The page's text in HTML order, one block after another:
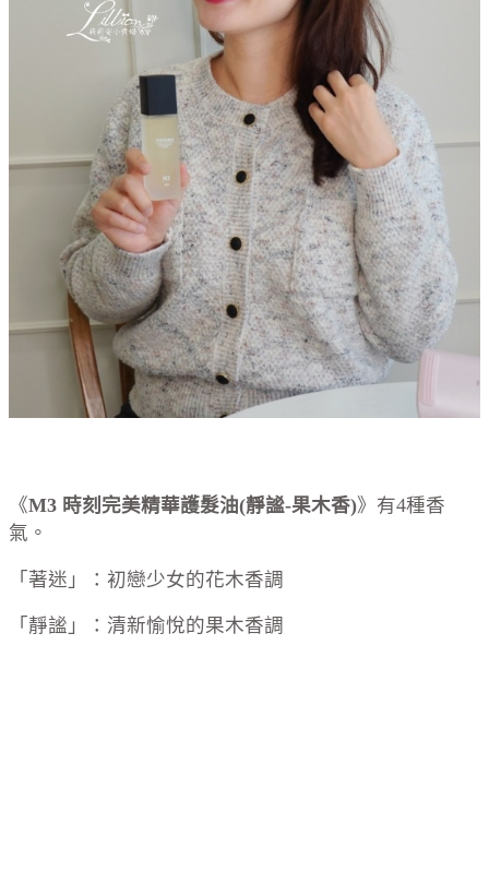
《M3 時刻完美精華護髮油(靜謐-果木香)》有4種香
氣。
「著迷」：初戀少女的花木香調
「靜謐」：清新愉悅的果木香調